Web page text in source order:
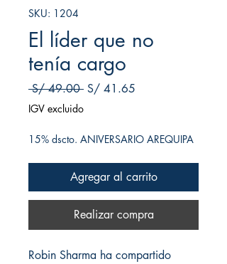
SKU: 1204
El líder que no
tenía cargo
S/ 49.00 Precio
S/ 41.65
IGV excluido
15% dscto. ANIVERSARIO AREQUIPA
Agregar al carrito
Realizar compra
Robin Sharma ha compartido